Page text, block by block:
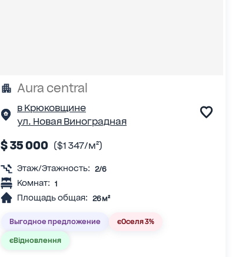
Аura central
в Крюковщине
ул. Новая Виноградная
$ 35 000 ($1 347/м²)
Этаж/Этажность: 2/6
Комнат: 1
Площадь общая: 26 м²
Выгодное предложение єОселя 3%
єВідновлення